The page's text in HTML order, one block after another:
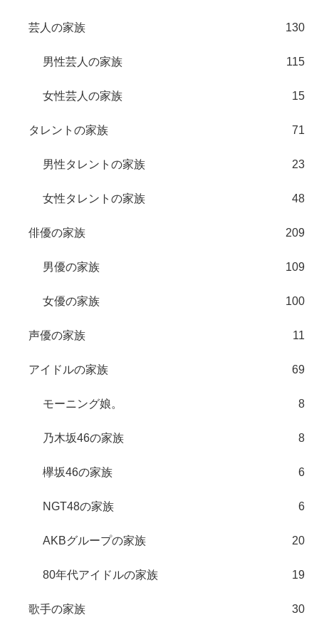
芸人の家族 130
男性芸人の家族 115
女性芸人の家族 15
タレントの家族 71
男性タレントの家族 23
女性タレントの家族 48
俳優の家族 209
男優の家族 109
女優の家族 100
声優の家族 11
アイドルの家族 69
モーニング娘。 8
乃木坂46の家族 8
欅坂46の家族 6
NGT48の家族 6
AKBグループの家族 20
80年代アイドルの家族 19
歌手の家族 30